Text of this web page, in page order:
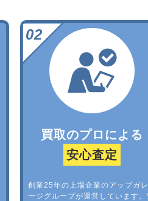
買取のプロによる
安心査定
創業25年の上場企業のアップガレ
ージグループが運営しています。